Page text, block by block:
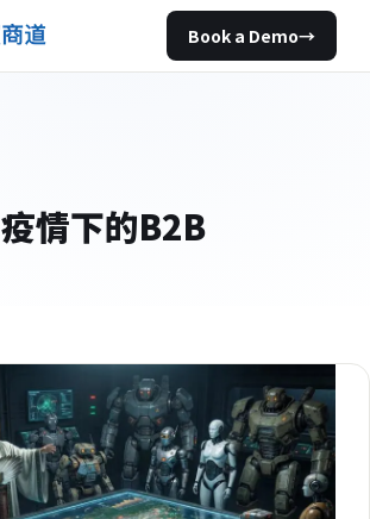
Book a Demo→
疫情下的B2B